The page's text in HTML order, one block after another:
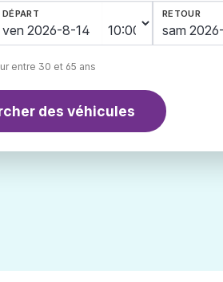
DÉPART RETOUR
entre 30 et 65 ans
des véhicules